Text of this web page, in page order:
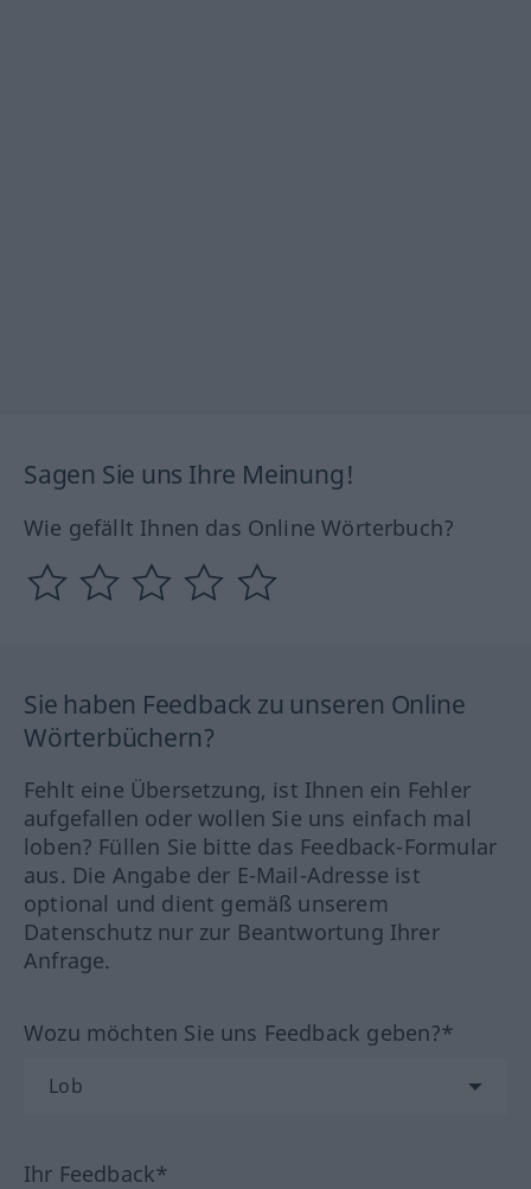
Sagen Sie uns Ihre Meinung!
Wie gefällt Ihnen das Online Wörterbuch?
Sie haben Feedback zu unseren Online
Wörterbüchern?
Fehlt eine Übersetzung, ist Ihnen ein Fehler
aufgefallen oder wollen Sie uns einfach mal
loben? Füllen Sie bitte das Feedback-Formular
aus. Die Angabe der E-Mail-Adresse ist
optional und dient gemäß unserem
Datenschutz nur zur Beantwortung Ihrer
Anfrage.
Wozu möchten Sie uns Feedback geben?*
Ihr Feedback*